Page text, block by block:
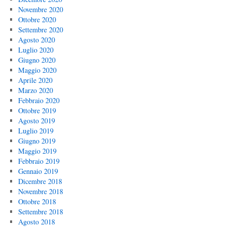
Novembre 2020
Ottobre 2020
Settembre 2020
Agosto 2020
Luglio 2020
Giugno 2020
Maggio 2020
Aprile 2020
Marzo 2020
Febbraio 2020
Ottobre 2019
Agosto 2019
Luglio 2019
Giugno 2019
Maggio 2019
Febbraio 2019
Gennaio 2019
Dicembre 2018
Novembre 2018
Ottobre 2018
Settembre 2018
Agosto 2018